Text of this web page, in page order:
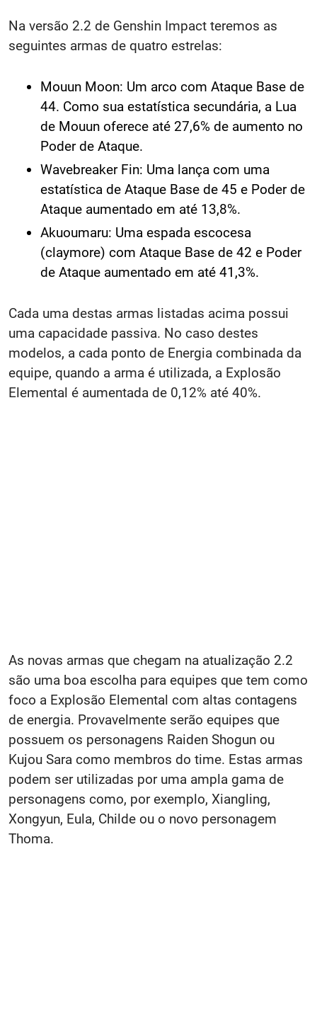
Na versão 2.2 de Genshin Impact teremos as
seguintes armas de quatro estrelas:
Mouun Moon: Um arco com Ataque Base de
44. Como sua estatística secundária, a Lua
de Mouun oferece até 27,6% de aumento no
Poder de Ataque.
Wavebreaker Fin: Uma lança com uma
estatística de Ataque Base de 45 e Poder de
Ataque aumentado em até 13,8%.
Akuoumaru: Uma espada escocesa
(claymore) com Ataque Base de 42 e Poder
de Ataque aumentado em até 41,3%.
Cada uma destas armas listadas acima possui
uma capacidade passiva. No caso destes
modelos, a cada ponto de Energia combinada da
equipe, quando a arma é utilizada, a Explosão
Elemental é aumentada de 0,12% até 40%.
As novas armas que chegam na atualização 2.2
são uma boa escolha para equipes que tem como
foco a Explosão Elemental com altas contagens
de energia. Provavelmente serão equipes que
possuem os personagens Raiden Shogun ou
Kujou Sara como membros do time. Estas armas
podem ser utilizadas por uma ampla gama de
personagens como, por exemplo, Xiangling,
Xongyun, Eula, Childe ou o novo personagem
Thoma.